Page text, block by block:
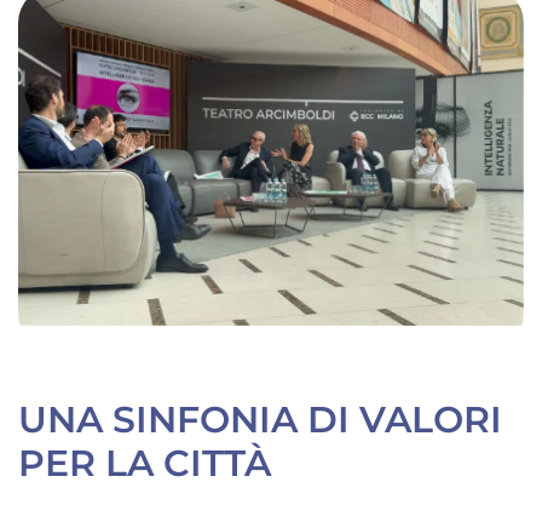
UNA SINFONIA DI VALORI
PER LA CITTÀ